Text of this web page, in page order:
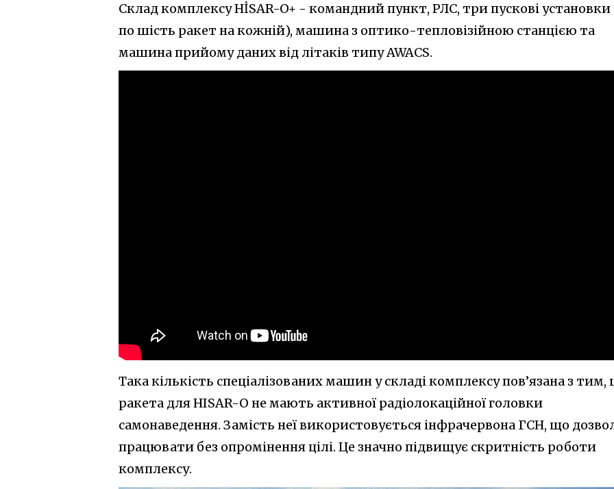
Склад комплексу HİSAR-O+ - командний пункт, РЛС, три пускові установки
по шість ракет на кожній), машина з оптико-тепловізійною станцією та
машина прийому даних від літаків типу AWACS.
Така кількість спеціалізованих машин у складі комплексу пов’язана з тим,
ракета для HISAR-О не мають активної радіолокаційної головки
самонаведення. Замість неї використовується інфрачервона ГСН, що
працювати без опромінення цілі. Це значно підвищує скритність роботи
комплексу.